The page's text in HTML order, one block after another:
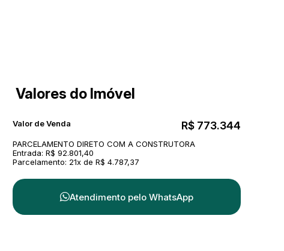
Valores do Imóvel
R$ 773.344
Valor de Venda
PARCELAMENTO DIRETO COM A CONSTRUTORA
Entrada: R$ 92.801,40
Parcelamento: 21x de R$ 4.787,37
Atendimento pelo WhatsApp